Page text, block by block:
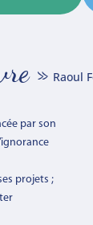
» Raoul
par son
projets ;